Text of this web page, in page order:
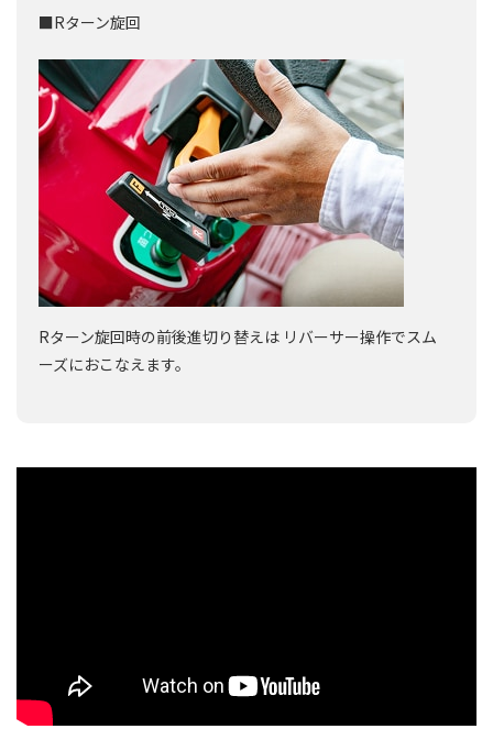
■Rターン旋回
Rターン旋回時の前後進切り替えは リバーサー操作でスム
ーズにおこなえます。